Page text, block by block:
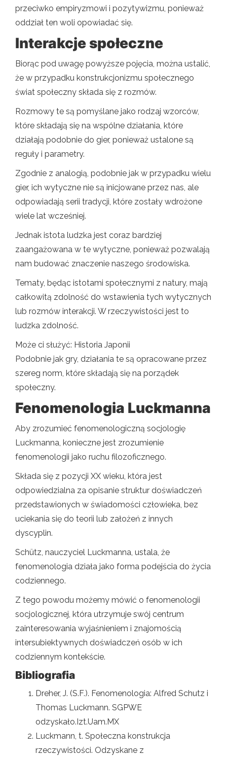
przeciwko empiryzmowi i pozytywizmu, ponieważ
oddział ten woli opowiadać się.
Interakcje społeczne
Biorąc pod uwagę powyższe pojęcia, można ustalić,
że w przypadku konstrukcjonizmu społecznego
świat społeczny składa się z rozmów.
Rozmowy te są pomyślane jako rodzaj wzorców,
które składają się na wspólne działania, które
działają podobnie do gier, ponieważ ustalone są
reguły i parametry.
Zgodnie z analogią, podobnie jak w przypadku wielu
gier, ich wytyczne nie są inicjowane przez nas, ale
odpowiadają serii tradycji, które zostały wdrożone
wiele lat wcześniej.
Jednak istota ludzka jest coraz bardziej
zaangażowana w te wytyczne, ponieważ pozwalają
nam budować znaczenie naszego środowiska.
Tematy, będąc istotami społecznymi z natury, mają
całkowitą zdolność do wstawienia tych wytycznych
lub rozmów interakcji. W rzeczywistości jest to
ludzka zdolność.
Może ci służyć: Historia Japonii
Podobnie jak gry, działania te są opracowane przez
szereg norm, które składają się na porządek
społeczny.
Fenomenologia Luckmanna
Aby zrozumieć fenomenologiczną socjologię
Luckmanna, konieczne jest zrozumienie
fenomenologii jako ruchu filozoficznego.
Składa się z pozycji XX wieku, która jest
odpowiedzialna za opisanie struktur doświadczeń
przedstawionych w świadomości człowieka, bez
uciekania się do teorii lub założeń z innych
dyscyplin.
Schütz, nauczyciel Luckmanna, ustala, że ​​
fenomenologia działa jako forma podejścia do życia
codziennego.
Z tego powodu możemy mówić o fenomenologii
socjologicznej, która utrzymuje swój centrum
zainteresowania wyjaśnieniem i znajomością
intersubiektywnych doświadczeń osób w ich
codziennym kontekście.
Bibliografia
Dreher, J. (S.F.). Fenomenologia: Alfred Schutz i
Thomas Luckmann. SGPWE
odzyskało.Izt.Uam.MX
Luckmann, t. Społeczna konstrukcja
rzeczywistości. Odzyskane z